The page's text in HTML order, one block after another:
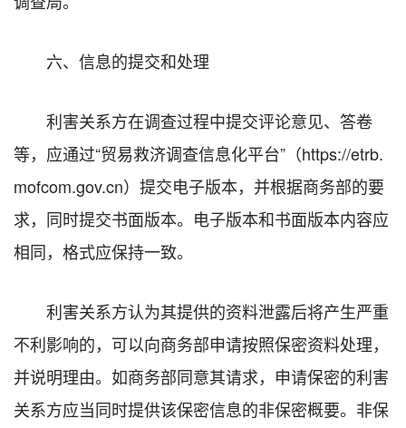
六、信息的提交和处理
利害关系方在调查过程中提交评论意见、答卷
等，应通过“贸易救济调查信息化平台”（https://etrb.
mofcom.gov.cn）提交电子版本，并根据商务部的要
求，同时提交书面版本。电子版本和书面版本内容应
相同，格式应保持一致。
利害关系方认为其提供的资料泄露后将产生严重
不利影响的，可以向商务部申请按照保密资料处理，
并说明理由。如商务部同意其请求，申请保密的利害
关系方应当同时提供该保密信息的非保密概要。非保